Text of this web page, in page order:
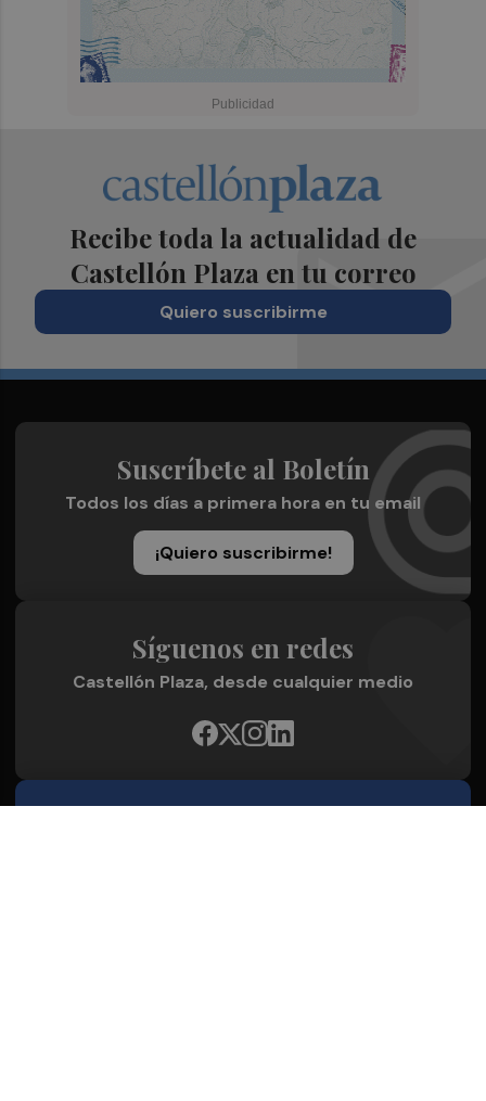
Recibe toda la actualidad de
Castellón Plaza en tu correo
Quiero suscribirme
Suscríbete al Boletín
Todos los días a primera hora en tu email
¡Quiero suscribirme!
Síguenos en redes
Castellón Plaza, desde cualquier medio